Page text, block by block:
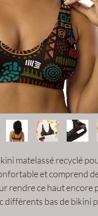
matelassé recyclé
et comprend
rendre ce haut encore
différents bas de bikini